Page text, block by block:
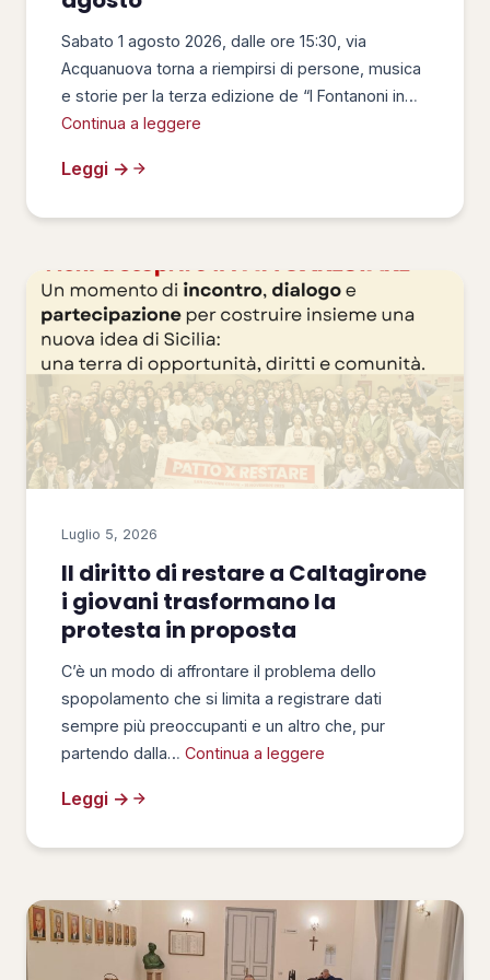
Sabato 1 agosto 2026, dalle ore 15:30, via
Acquanuova torna a riempirsi di persone, musica
e storie per la terza edizione de “I Fontanoni in…
Continua a leggere
Leggi →
Luglio 5, 2026
Il diritto di restare a Caltagirone
i giovani trasformano la
protesta in proposta
C’è un modo di affrontare il problema dello
spopolamento che si limita a registrare dati
sempre più preoccupanti e un altro che, pur
partendo dalla… Continua a leggere
Leggi →